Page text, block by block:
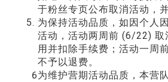
于粉丝专页公布取消活动，
为保持活动品质，如因个人
活动，活动两周前 (6/22) 取
用并扣除手续费；活动一周
不予以退费。
为维护营期活动品质，本营